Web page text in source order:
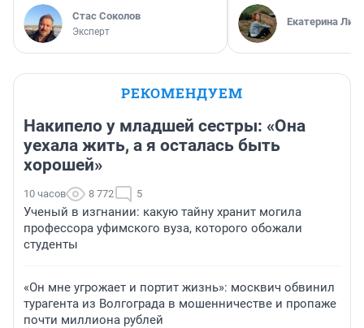
Стас Соколов
Эксперт
Екатерина
РЕКОМЕНДУЕМ
Накипело у младшей сестры: «Она
уехала жить, а я осталась быть
хорошей»
10 часов 8 772 5
Ученый в изгнании: какую тайну хранит могила
профессора уфимского вуза, которого обожали
студенты
«Он мне угрожает и портит жизнь»: москвич обвинил
турагента из Волгограда в мошенничестве и пропаже
почти миллиона рублей